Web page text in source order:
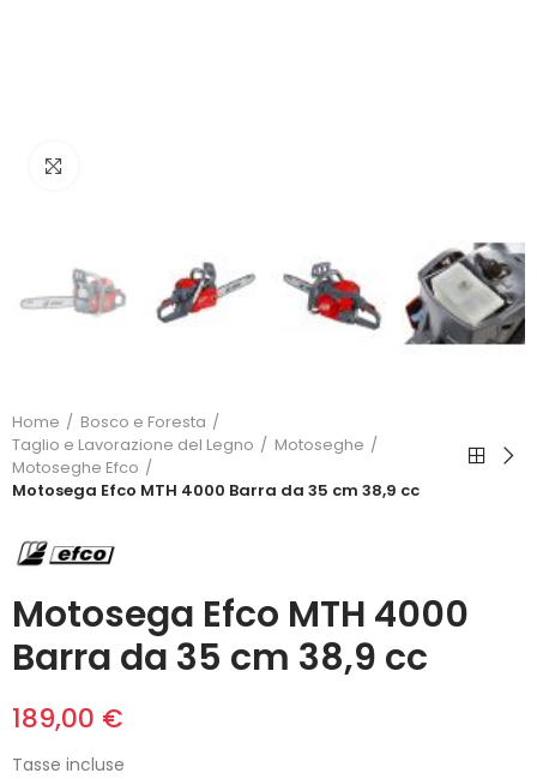
Home
Bosco e Foresta
Taglio e Lavorazione del Legno
Motoseghe
Motoseghe Efco
Motosega Efco MTH 4000 Barra da 35 cm 38,9 cc
Motosega Efco MTH 4000
Barra da 35 cm 38,9 cc
189,00 €
Tasse incluse